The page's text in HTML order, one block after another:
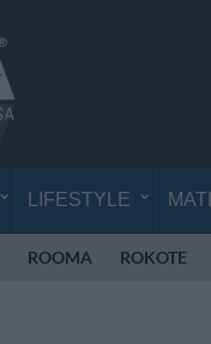
LIFESTYLE
ROOMA ROKOTE